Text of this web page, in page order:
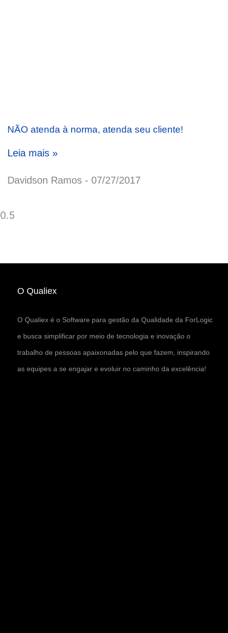
NÃO atenda à norma, atenda seu cliente!
Leia mais »
Davidson Ramos 07/27/2017
O Qualiex
O Qualiex é o Software para gestão da Qualidade da ForLogic
e busca simplificar por meio de tecnologia e inovação o
trabalho de pessoas apaixonadas pelo que fazem, inspirando
as equipes a se engajar e evoluir no caminho da excelência!